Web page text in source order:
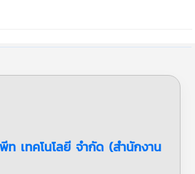
ท เทคโนโลยี จำกัด (สำนักงาน